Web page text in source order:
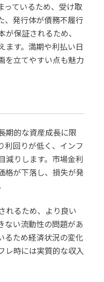
っているため、受け取
、発行体が債務不履行
保証されるため、
ます。満期や利払い日
を立てやすい点も魅力
期的な資産成長に限
利回りが低く、インフ
減りします。市場金利
格が下落し、損失が発
れるため、より良い
ない流動性の問題があ
るため経済状況の変化
レ時には実質的な収入